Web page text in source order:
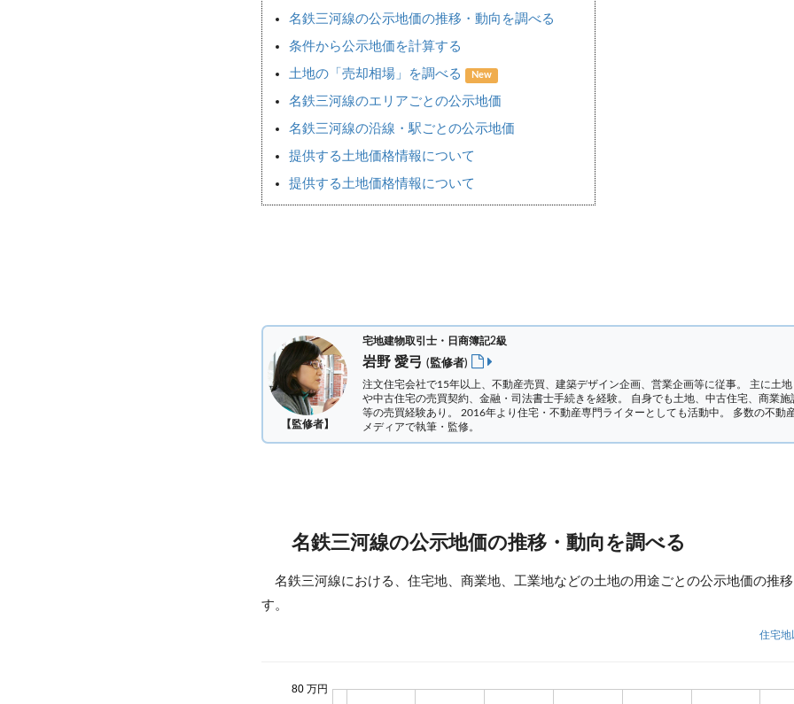
名鉄三河線の公示地価の推移・動向を調べる
条件から公示地価を計算する
土地の「売却相場」を調べる New
名鉄三河線のエリアごとの公示地価
名鉄三河線の沿線・駅ごとの公示地価
提供する土地価格情報について
提供する土地価格情報について
【監修者】
宅地建物取引士・日商簿記2級
岩野 愛弓(監修者)
注文住宅会社で15年以上、不動産売買、建築デザイン企画、営業企画等に従事。 主に土地
や中古住宅の売買契約、金融・司法書士手続きを経験。 自身でも土地、中古住宅、商業施
等の売買経験あり。 2016年より住宅・不動産専門ライターとしても活動中。 多数の不動
メディアで執筆・監修。
名鉄三河線の公示地価の推移・動向を調べる
名鉄三河線における、住宅地、商業地、工業地などの土地の用途ごとの公示地価の推
す。
住宅地
80 万円